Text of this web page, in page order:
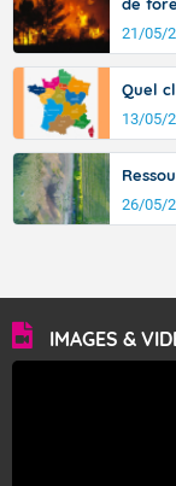
21/05/
Quel
13/05/
26/05/
IMAGES &